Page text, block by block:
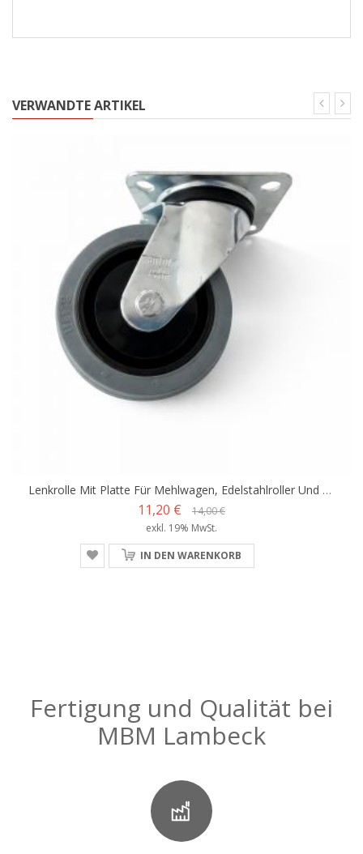
VERWANDTE ARTIKEL
Lenkrolle Mit Platte Für Mehlwagen, Edelstahlroller Und Arbeitstische
11,20 €
14,00 €
exkl. 19% MwSt.
IN DEN WARENKORB
Fertigung und Qualität bei
MBM Lambeck